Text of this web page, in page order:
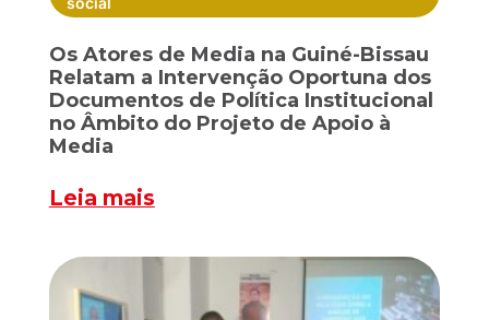
Os Atores de Media na Guiné-Bissau
Relatam a Intervenção Oportuna dos
Documentos de Política Institucional
no Âmbito do Projeto de Apoio à
Media
Leia mais